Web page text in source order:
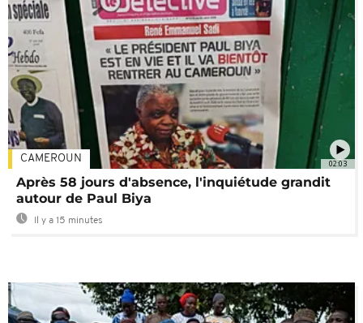
02:03
CAMEROUN
Après 58 jours d'absence, l'inquiétude grandit
autour de Paul Biya
Il y a 15 minutes